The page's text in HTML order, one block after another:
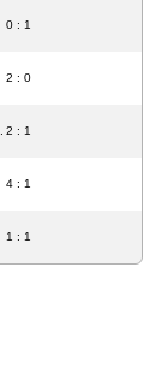
0 : 1
2 : 0
2 : 1
4 : 1
1 : 1